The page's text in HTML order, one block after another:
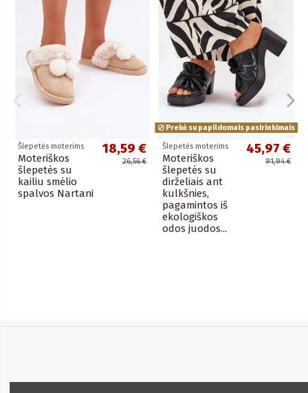
Šlepetės moterims
Moteriškos
šlepetės su
kailiu smėlio
spalvos Nartani
18,59 €
26,56 €
Prekė su papildomais pasirinkimais
Šlepetės moterims
Moteriškos
šlepetės su
dirželiais ant
kulkšnies,
pagamintos iš
ekologiškos
odos juodos...
45,97 €
91,94 €